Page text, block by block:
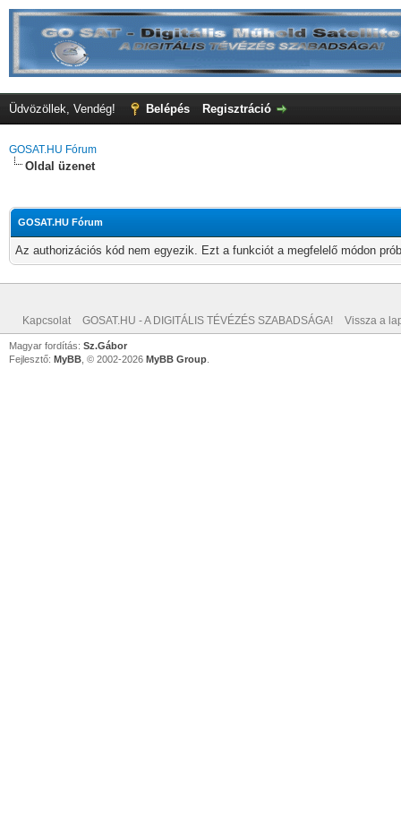
Üdvözöllek, Vendég! Belépés Regisztráció
GOSAT.HU Fórum
Oldal üzenet
GOSAT.HU Fórum
Az authorizációs kód nem egyezik. Ezt a funkciót a megfelelő módon
Kapcsolat GOSAT.HU - A DIGITÁLIS TÉVÉZÉS SZABADSÁGA! Vissza a
Magyar fordítás: Sz.Gábor
Fejlesztő: MyBB , © 2002-2026 MyBB Group